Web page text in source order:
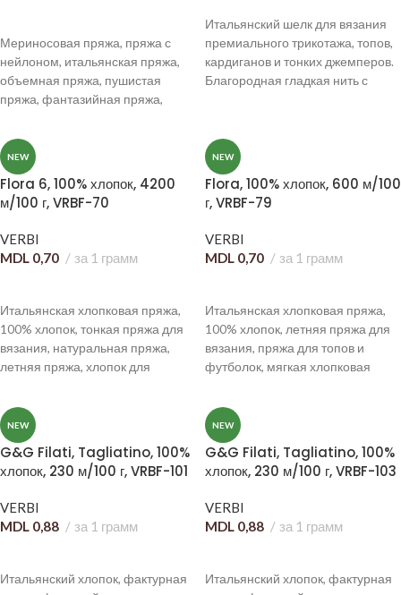
Мериносовая пряжа, пряжа с
нейлоном, итальянская пряжа,
объемная пряжа, пушистая
пряжа, фантазийная пряжа,
кардиганов, теплая пряжа для
вязания, зимняя пряжа.
Итальянский шелк для вязания
премиального трикотажа, топов,
кардиганов и тонких джемперов.
Благородная гладкая нить с
NEW
Flora 6, 100% хлопок, 4200
м/100 г, VRBF-70
VERBI
MDL 0,70 за 1 грамм
Итальянская хлопковая пряжа,
100% хлопок, тонкая пряжа для
вязания, натуральная пряжа,
летняя пряжа, хлопок для
джемперов и кардиганов,
хлопковая нить для топов и
футболок.
NEW
Flora, 100% хлопок, 600 м/100
г, VRBF-79
VERBI
MDL 0,70 за 1 грамм
Итальянская хлопковая пряжа,
100% хлопок, летняя пряжа для
вязания, пряжа для топов и
футболок, мягкая хлопковая
кардиганов, натуральная пряжа
для ручного вязания,
универсальная хлопковая нить.
NEW
G&G Filati, Tagliatino, 100%
хлопок, 230 м/100 г, VRBF-101
VERBI
MDL 0,88 за 1 грамм
Итальянский хлопок, фактурная
NEW
G&G Filati, Tagliatino, 100%
хлопок, 230 м/100 г, VRBF-103
VERBI
MDL 0,88 за 1 грамм
Итальянский хлопок, фактурная